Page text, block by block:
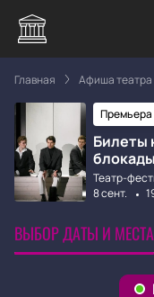
Главная Афиша театра
Премьера
Билеты
Театр-
8 сент.
ВЫБОР ДАТЫ И МЕСТА